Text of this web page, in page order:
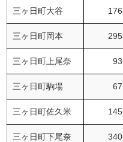
三ヶ日町大谷 176
三ヶ日町岡本 295
三ヶ日町上尾奈 93
三ヶ日町駒場 67
三ヶ日町佐久米 145
三ヶ日町下尾奈 340